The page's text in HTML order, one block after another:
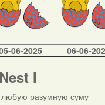
06-2025 06-06-
I
разумную суму